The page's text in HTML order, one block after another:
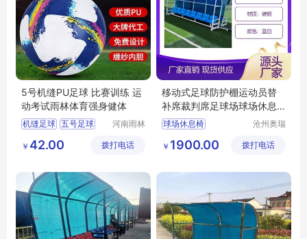
5号机缝PU足球 比赛训练 运
动考试雨林体育强身健体
机缝足球 五号足球
河南雨林
有限公司
￥ 42.00 拨打电话
移动式足球防护棚运动员替
补席裁判席足球场球场休息
椅厂家销售
球场休息椅
运动员替补席
沧州奥瑞
制造有限
￥ 1900.00 拨打电话